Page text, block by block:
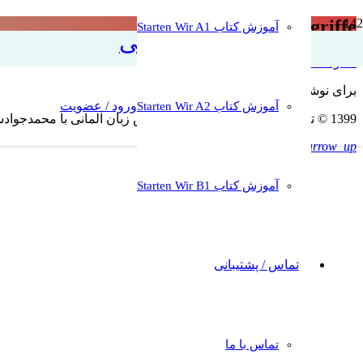
آموزش زبان آلمانی
آموزش کتاب Starten Wir A1
آموزش کتاب Starten Wir A2
آموزش کتاب Starten Wir B1
تماس / پشتیبانی
تماس با ما
ورود / عضویت
Cyberangriffe
برای نوشتن دیدگاه باید
1399 © تمامی حقوق برای وبسایت آموزش زبان آلمانی با محمدجوادشریعتی محفوظ است. کپی به هرشکل غیرمجاز و غیرقانونی است
keyboard_arrow_up